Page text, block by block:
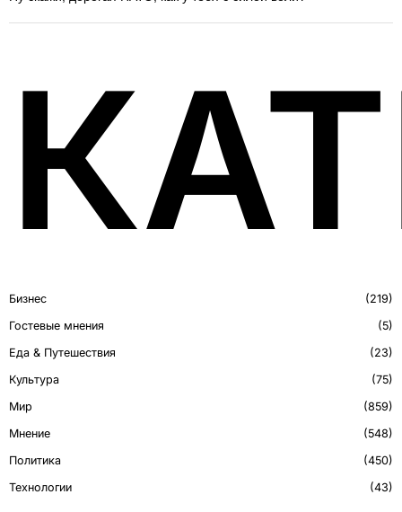
Бизнес
219
Гостевые мнения
5
Еда & Путешествия
23
Культура
75
Мир
859
Мнение
548
Политика
450
Технологии
43